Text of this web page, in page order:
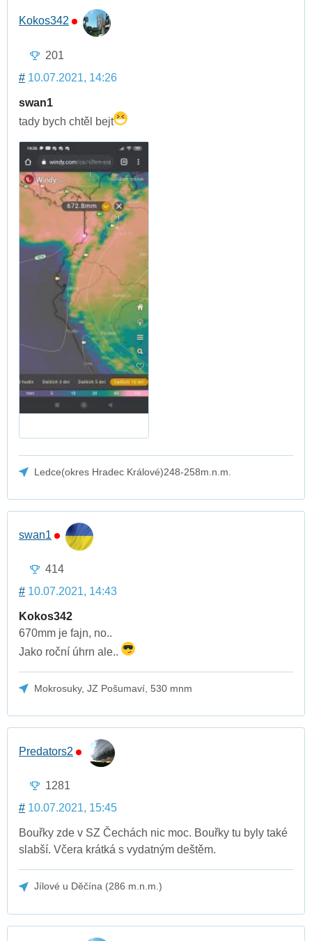
Kokos342
201
# 10.07.2021, 14:26
swan1
tady bych chtěl bejt
Ledce(okres Hradec Králové)248-258m.n.m.
swan1
414
# 10.07.2021, 14:43
Kokos342
670mm je fajn, no..
Jako roční úhrn ale..
Mokrosuky, JZ Pošumaví, 530 mnm
Predators2
1281
# 10.07.2021, 15:45
Bouřky zde v SZ Čechách nic moc. Bouřky tu byly také
slabší. Včera krátká s vydatným deštěm.
Jílové u Děčína (286 m.n.m.)